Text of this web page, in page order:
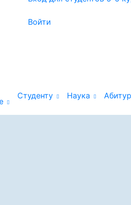
Войти
Студенту Наука